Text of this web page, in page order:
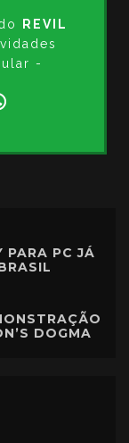
REVIL
-
PARA PC JÁ
DOGMA